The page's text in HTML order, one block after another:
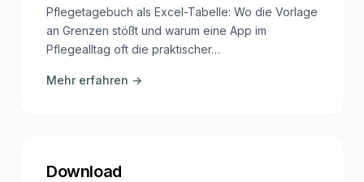
Pflegetagebuch als Excel-Tabelle: Wo die Vorlage
an Grenzen stößt und warum eine App im
Pflegealltag oft die praktischer…
Mehr erfahren →
Download